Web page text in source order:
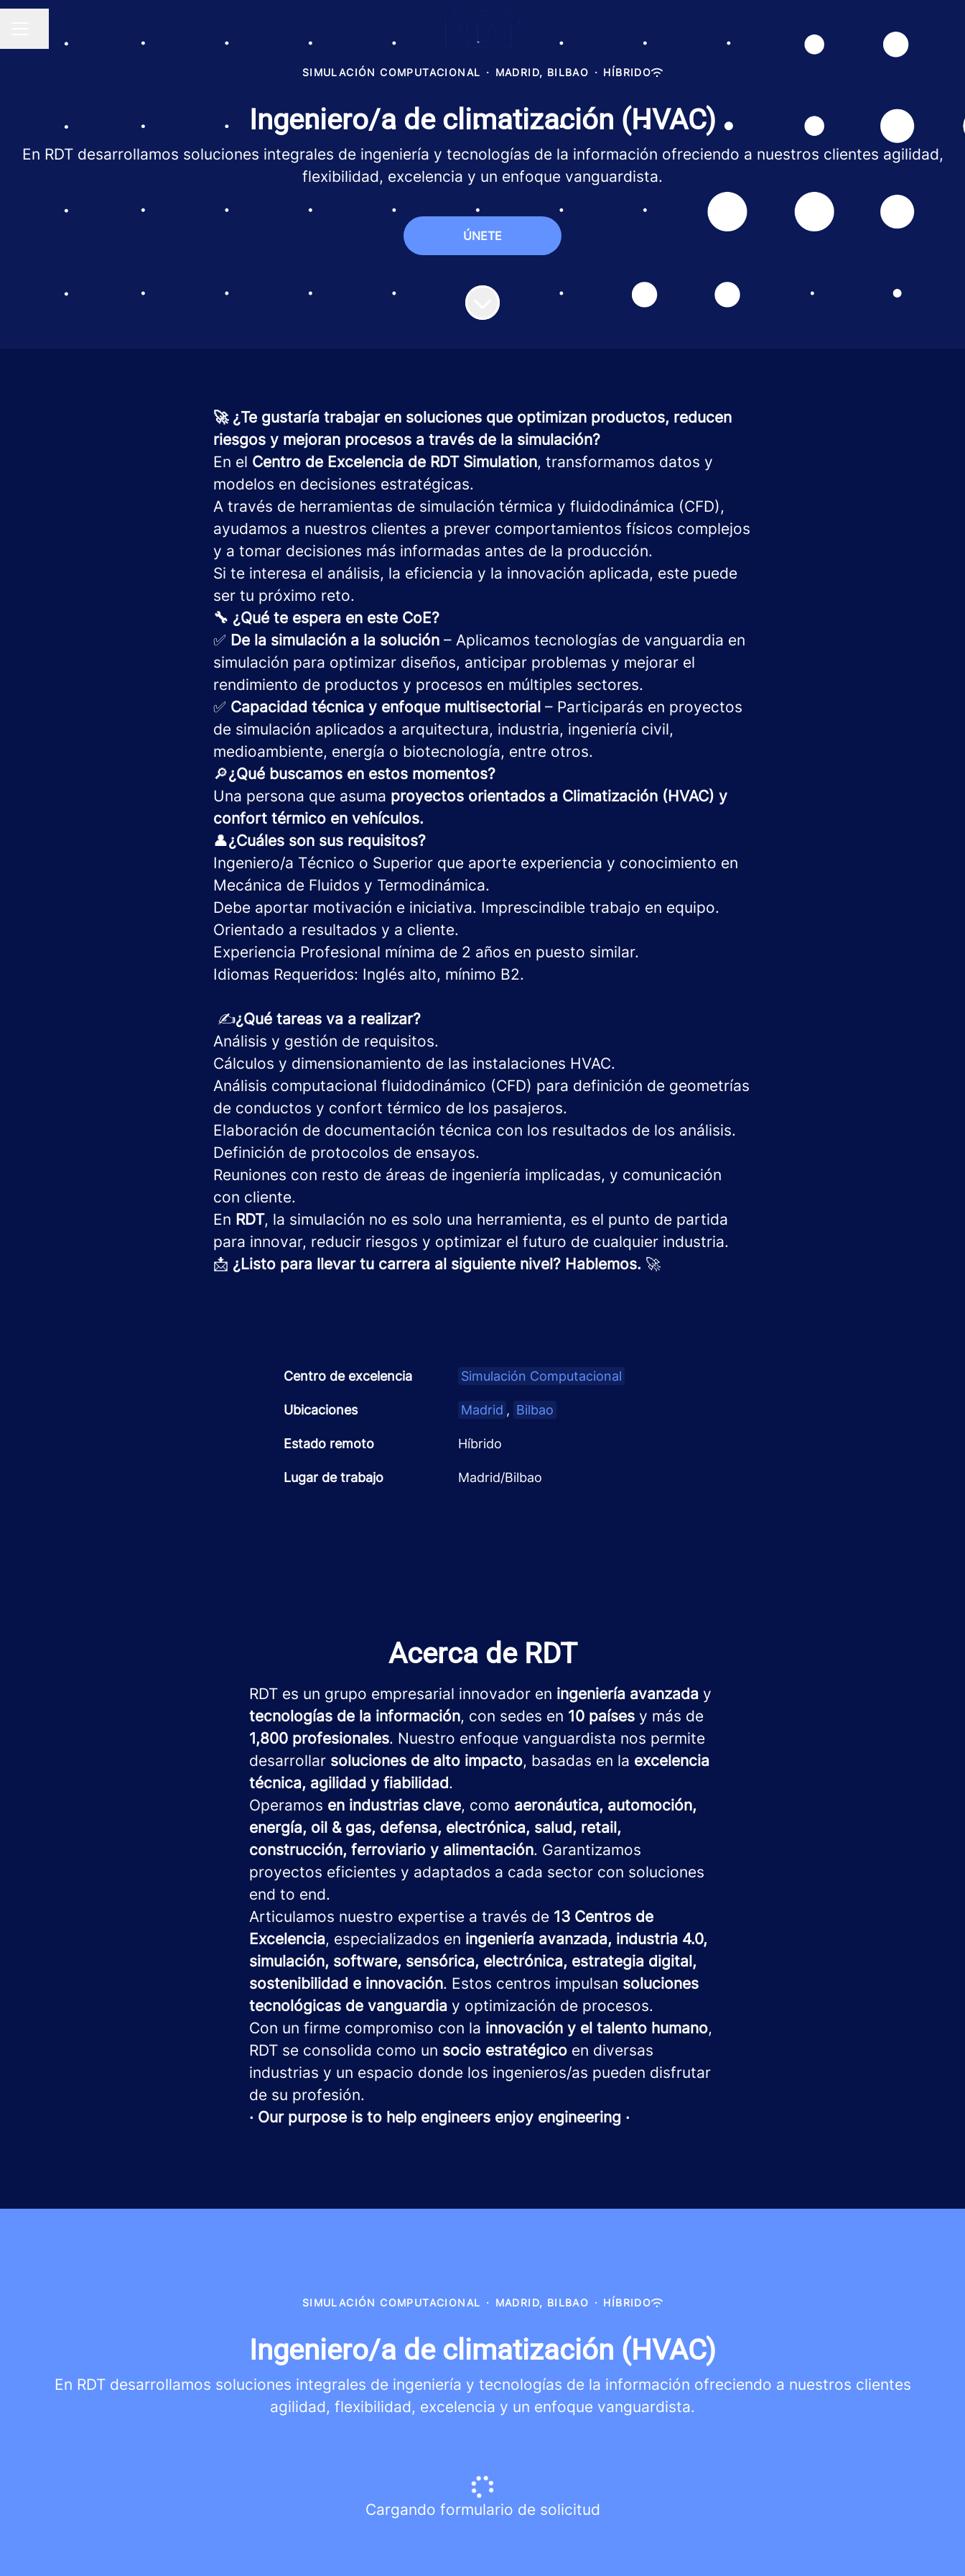
SIMULACIÓN COMPUTACIONAL · MADRID, BILBAO · HÍBRIDO
Ingeniero/a de climatización (HVAC)
En RDT desarrollamos soluciones integrales de ingeniería y tecnologías de la información ofreciendo a nuestros clientes agilidad,
flexibilidad, excelencia y un enfoque vanguardista.
ÚNETE
🚀 ¿Te gustaría trabajar en soluciones que optimizan productos, reducen
riesgos y mejoran procesos a través de la simulación?
En el Centro de Excelencia de RDT Simulation, transformamos datos y
modelos en decisiones estratégicas.
A través de herramientas de simulación térmica y fluidodinámica (CFD),
ayudamos a nuestros clientes a prever comportamientos físicos complejos
y a tomar decisiones más informadas antes de la producción.
Si te interesa el análisis, la eficiencia y la innovación aplicada, este puede
ser tu próximo reto.
🔧 ¿Qué te espera en este CoE?
✅ De la simulación a la solución – Aplicamos tecnologías de vanguardia en
simulación para optimizar diseños, anticipar problemas y mejorar el
rendimiento de productos y procesos en múltiples sectores.
✅ Capacidad técnica y enfoque multisectorial – Participarás en proyectos
de simulación aplicados a arquitectura, industria, ingeniería civil,
medioambiente, energía o biotecnología, entre otros.
🔎¿Qué buscamos en estos momentos?
Una persona que asuma proyectos orientados a Climatización (HVAC) y
confort térmico en vehículos.
👤¿Cuáles son sus requisitos?
Ingeniero/a Técnico o Superior que aporte experiencia y conocimiento en
Mecánica de Fluidos y Termodinámica.
Debe aportar motivación e iniciativa. Imprescindible trabajo en equipo.
Orientado a resultados y a cliente.
Experiencia Profesional mínima de 2 años en puesto similar.
Idiomas Requeridos: Inglés alto, mínimo B2.
✍️¿Qué tareas va a realizar?
Análisis y gestión de requisitos.
Cálculos y dimensionamiento de las instalaciones HVAC.
Análisis computacional fluidodinámico (CFD) para definición de geometrías
de conductos y confort térmico de los pasajeros.
Elaboración de documentación técnica con los resultados de los análisis.
Definición de protocolos de ensayos.
Reuniones con resto de áreas de ingeniería implicadas, y comunicación
con cliente.
En RDT, la simulación no es solo una herramienta, es el punto de partida
para innovar, reducir riesgos y optimizar el futuro de cualquier industria.
📩 ¿Listo para llevar tu carrera al siguiente nivel? Hablemos. 🚀
Centro de excelencia Simulación Computacional
Ubicaciones Madrid , Bilbao
Estado remoto Híbrido
Lugar de trabajo Madrid/Bilbao
Acerca de RDT
RDT es un grupo empresarial innovador en ingeniería avanzada y
tecnologías de la información, con sedes en 10 países y más de
1,800 profesionales. Nuestro enfoque vanguardista nos permite
desarrollar soluciones de alto impacto, basadas en la excelencia
técnica, agilidad y fiabilidad.
Operamos en industrias clave, como aeronáutica, automoción,
energía, oil & gas, defensa, electrónica, salud, retail,
construcción, ferroviario y alimentación. Garantizamos
proyectos eficientes y adaptados a cada sector con soluciones
end to end.
Articulamos nuestro expertise a través de 13 Centros de
Excelencia, especializados en ingeniería avanzada, industria 4.0,
simulación, software, sensórica, electrónica, estrategia digital,
sostenibilidad e innovación. Estos centros impulsan soluciones
tecnológicas de vanguardia y optimización de procesos.
Con un firme compromiso con la innovación y el talento humano,
RDT se consolida como un socio estratégico en diversas
industrias y un espacio donde los ingenieros/as pueden disfrutar
de su profesión.
· Our purpose is to help engineers enjoy engineering ·
SIMULACIÓN COMPUTACIONAL · MADRID, BILBAO · HÍBRIDO
Ingeniero/a de climatización (HVAC)
En RDT desarrollamos soluciones integrales de ingeniería y tecnologías de la información ofreciendo a nuestros clientes
agilidad, flexibilidad, excelencia y un enfoque vanguardista.
Cargando formulario de solicitud